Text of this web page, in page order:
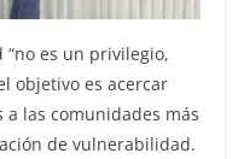
“no es un privilegio,
objetivo es acercar
a las comunidades más
de vulnerabilidad.